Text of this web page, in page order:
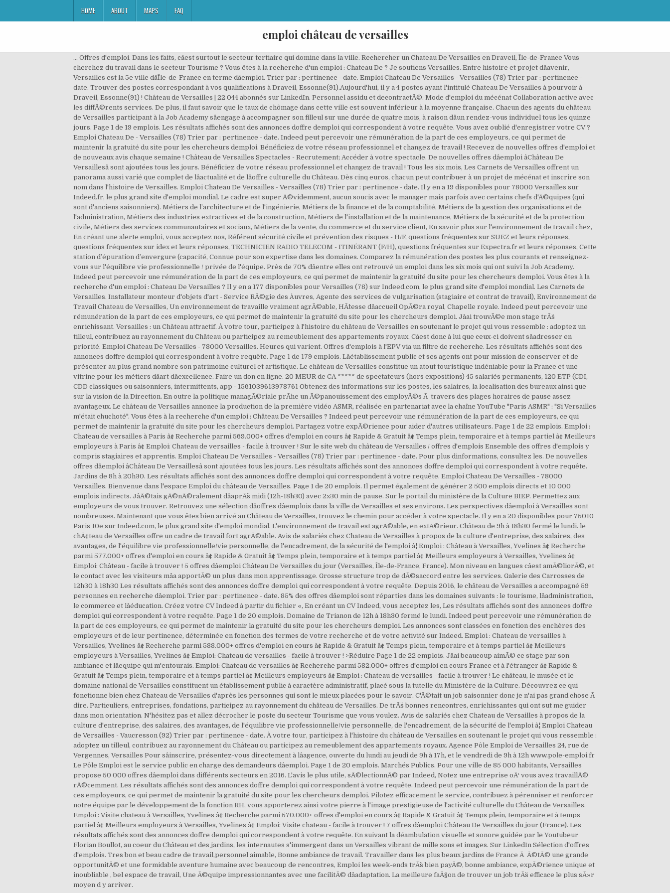
HOME ABOUT MAPS FAQ
emploi château de versailles
... Offres d'emploi. Dans les faits, câest surtout le secteur tertiaire qui domine dans la ville. Rechercher un Chateau De Versailles en Draveil, Île-de-France Vous cherchez du travail dans le secteur Tourisme ? Vous êtes à la recherche d'un emploi : Chateau De ? Je soutiens Versailles. Entre histoire et projet dâavenir, Versailles est la 5e ville dâÎle-de-France en terme dâemploi. Trier par : pertinence - date. Emploi Chateau De Versailles - Versailles (78) Trier par : pertinence - date. Trouver des postes correspondant à vos qualifications à Draveil, Essonne(91).Aujourd'hui, il y a 4 postes ayant l'intitulé Chateau De Versailles à pourvoir à Draveil, Essonne(91) ! Château de Versailles | 22 044 abonnés sur LinkedIn. Personnel assidu et decontractÃ©. Mode d'emploi du mécénat Collaboration active avec les diffÃ©rents services. De plus, il faut savoir que le taux de chômage dans cette ville est souvent inférieur à la moyenne française. Chacun des agents du château de Versailles participant à la Job Academy sâengage à accompagner son filleul sur une durée de quatre mois, à raison dâun rendez-vous individuel tous les quinze jours. Page 1 de 19 emplois. Les résultats affichés sont des annonces doffre demploi qui correspondent à votre requête. Vous avez oublié d'enregistrer votre CV ? Emploi Chateau De - Versailles (78) Trier par : pertinence - date. Indeed peut percevoir une rémunération de la part de ces employeurs, ce qui permet de maintenir la gratuité du site pour les chercheurs demploi. Bénéficiez de votre réseau professionnel et changez de travail ! Recevez de nouvelles offres d'emploi et de nouveaux avis chaque semaine ! Château de Versailles Spectacles - Recrutement; Accéder à votre spectacle. De nouvelles offres dâemploi âChâteau De Versaillesâ sont ajoutées tous les jours. Bénéficiez de votre réseau professionnel et changez de travail ! Tous les six mois, Les Carnets de Versailles offrent un panorama aussi varié que complet de lâactualité et de lâoffre culturelle du Château. Dès cinq euros, chacun peut contribuer à un projet de mécénat et inscrire son nom dans l'histoire de Versailles. Emploi Chateau De Versailles - Versailles (78) Trier par : pertinence - date. Il y en a 19 disponibles pour 78000 Versailles sur Indeed.fr, le plus grand site d'emploi mondial. Le cadre est super Ã©videmment, aucun soucis avec le manager mais parfois avec certains chefs d'Ã©quipes (qui sont d'anciens saisonniers). Métiers de l’architecture et de l'ingénierie, Métiers de la finance et de la comptabilité, Métiers de la gestion des organisations et de l'administration, Métiers des industries extractives et de la construction, Métiers de l'installation et de la maintenance, Métiers de la sécurité et de la protection civile, Métiers des services communautaires et sociaux, Métiers de la vente, du commerce et du service client, En savoir plus sur l'environnement de travail chez, En créant une alerte emploi, vous acceptez nos, Référent sécurité civile et prévention des risques - H/F, questions fréquentes sur SUEZ et leurs réponses, questions fréquentes sur idex et leurs réponses, TECHNICIEN RADIO TELECOM - ITINÉRANT (F/H), questions fréquentes sur Expectra.fr et leurs réponses, Cette station d’épuration d’envergure (capacité, Connue pour son expertise dans les domaines. Comparez la rémunération des postes les plus courants et renseignez-vous sur l'équilibre vie professionnelle / privée de l'équipe. Près de 70% dâentre elles ont retrouvé un emploi dans les six mois qui ont suivi la Job Academy. Indeed peut percevoir une rémunération de la part de ces employeurs, ce qui permet de maintenir la gratuité du site pour les chercheurs demploi. Vous êtes à la recherche d'un emploi : Chateau De Versailles ? Il y en a 177 disponibles pour Versailles (78) sur Indeed.com, le plus grand site d'emploi mondial. Les Carnets de Versailles. Installateur monteur d'objets d'art - Service RÃ©gie des Åuvres, Agente des services de vulgarisation (stagiaire et contrat de travail), Environnement de Travail Chateau de Versailles, Un environnement de travaille vraiment agrÃ©able, HÃ´tesse dâaccueil OpÃ©ra royal, Chapelle royale. Indeed peut percevoir une rémunération de la part de ces employeurs, ce qui permet de maintenir la gratuité du site pour les chercheurs demploi. Jâai trouvÃ©e mon stage trÃ¨s enrichissant. Versailles : un Château attractif. À votre tour, participez à l'histoire du château de Versailles en soutenant le projet qui vous ressemble : adoptez un tilleul, contribuez au rayonnement du Château ou participez au remeublement des appartements royaux. Câest donc à lui que ceux-ci doivent sâadresser en priorité. Emploi Chateau De Versailles - 78000 Versailles. Heures qui varient. Offres d'emplois à l'EPV via un filtre de recherche. Les résultats affichés sont des annonces doffre demploi qui correspondent à votre requête. Page 1 de 179 emplois. Lâétablissement public et ses agents ont pour mission de conserver et de présenter au plus grand nombre son patrimoine culturel et artistique. Le château de Versailles constitue un atout touristique indéniable pour la France et une vitrine pour les métiers dâart dâexcellence. Faire un don en ligne. 20 MEUR de CA ***** de spectateurs (hors expositions) 45 salariés permanents, 120 ETP (CDI, CDD classiques ou saisonniers, intermittents, app - 1561039613978761 Obtenez des informations sur les postes, les salaires, la localisation des bureaux ainsi que sur la vision de la Direction. En outre la politique managÃ©riale prÃ´ne un Ã©panouissement des employÃ©s Ã travers des plages horaires de pause assez avantageux. Le château de Versailles annonce la production de la première vidéo ASMR, réalisée en partenariat avec la chaîne YouTube "Paris ASMR" : "Si Versailles m'était chuchoté". Vous êtes à la recherche d'un emploi : Château De Versailles ? Indeed peut percevoir une rémunération de la part de ces employeurs, ce qui permet de maintenir la gratuité du site pour les chercheurs demploi. Partagez votre expÃ©rience pour aider d'autres utilisateurs. Page 1 de 22 emplois. Emploi : Chateau de versailles à Paris â¢ Recherche parmi 569.000+ offres d'emploi en cours â¢ Rapide & Gratuit â¢ Temps plein, temporaire et à temps partiel â¢ Meilleurs employeurs à Paris â¢ Emploi: Chateau de versailles - facile à trouver ! Sur le site web du château de Versailles / offres d'emplois Ensemble des offres d'emplois y compris stagiaires et apprentis. Emploi Chateau De Versailles - Versailles (78) Trier par : pertinence - date. Pour plus dinformations, consultez les. De nouvelles offres dâemploi âChâteau De Versaillesâ sont ajoutées tous les jours. Les résultats affichés sont des annonces doffre demploi qui correspondent à votre requête. Jardins de 8h à 20h30. Les résultats affichés sont des annonces doffre demploi qui correspondent à votre requête. Emploi Chateau De Versailles - 78000 Versailles. Bienvenue dans l'espace Emploi du château de Versailles. Page 1 de 20 emplois. Il permet également de générer 2 500 emplois directs et 10 000 emplois indirects. JâÃ©tais gÃ©nÃ©ralement dâaprÃ¨s midi (12h-18h30) avec 2x30 min de pause. Sur le portail du ministère de la Culture BIEP. Permettez aux employeurs de vous trouver. Retrouvez une sélection dâoffres dâemplois dans la ville de Versailles et ses environs. Les perspectives dâemploi à Versailles sont nombreuses. Maintenant que vous êtes bien arrivé au Château de Versailles, trouvez le chemin pour accéder à votre spectacle. Il y en a 20 disponibles pour 75010 Paris 10e sur Indeed.com, le plus grand site d'emploi mondial. L'environnement de travail est agrÃ©able, en extÃ©rieur. Château de 9h à 18h30 fermé le lundi. le chÃ¢teau de Versailles offre un cadre de travail fort agrÃ©able. Avis de salariés chez Chateau de Versailles à propos de la culture d'entreprise, des salaires, des avantages, de l'équilibre vie professionnelle/vie personnelle, de l'encadrement, de la sécurité de l'emploi â¦ Emploi : Château à Versailles, Yvelines â¢ Recherche parmi 577.000+ offres d'emploi en cours â¢ Rapide & Gratuit â¢ Temps plein, temporaire et à temps partiel â¢ Meilleurs employeurs à Versailles, Yvelines â¢ Emploi: Château - facile à trouver ! 5 offres dâemploi Château De Versailles du jour (Versailles, Île-de-France, France). Mon niveau en langues câest amÃ©liorÃ©, et le contact avec les visiteurs mâa apportÃ© un plus dans mon apprentissage. Grosse structure trop de dÃ©saccord entre les services. Galerie des Carrosses de 12h30 à 18h30 Les résultats affichés sont des annonces doffre demploi qui correspondent à votre requête. Depuis 2016, le château de Versailles a accompagné 59 personnes en recherche dâemploi. Trier par : pertinence - date. 85% des offres dâemploi sont réparties dans les domaines suivants : le tourisme, lâadministration, le commerce et lâéducation. Créez votre CV Indeed à partir du fichier «, En créant un CV Indeed, vous acceptez les, Les résultats affichés sont des annonces doffre demploi qui correspondent à votre requête. Page 1 de 20 emplois. Domaine de Trianon de 12h à 18h30 fermé le lundi. Indeed peut percevoir une rémunération de la part de ces employeurs, ce qui permet de maintenir la gratuité du site pour les chercheurs demploi. Les annonces sont classées en fonction des enchères des employeurs et de leur pertinence, déterminée en fonction des termes de votre recherche et de votre activité sur Indeed. Emploi : Chateau de versailles à Versailles, Yvelines â¢ Recherche parmi 588.000+ offres d'emploi en cours â¢ Rapide & Gratuit â¢ Temps plein, temporaire et à temps partiel â¢ Meilleurs employeurs à Versailles, Yvelines â¢ Emploi: Chateau de versailles - facile à trouver ! >Réduire Page 1 de 22 emplois. Jâai beaucoup aimÃ© ce stage par son ambiance et lâequipe qui m'entourais. Emploi: Chateau de versailles â¢ Recherche parmi 582.000+ offres d'emploi en cours France et à l'étranger â¢ Rapide & Gr